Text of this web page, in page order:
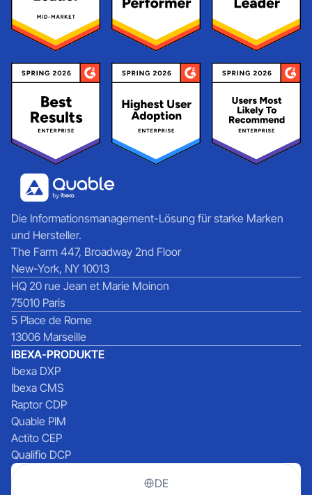
Die Informationsmanagement-Lösung für starke Marken
und Hersteller.
The Farm 447, Broadway 2nd Floor
New-York, NY 10013
HQ 20 rue Jean et Marie Moinon
75010 Paris
5 Place de Rome
13006 Marseille
IBEXA-PRODUKTE
Ibexa DXP
Ibexa CMS
Raptor CDP
Quable PIM
Actito CEP
Qualifio DCP
DE